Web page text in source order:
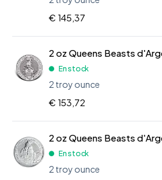
€ 145,37
2 oz Queens Beasts
En stock
2 troy ounce
€ 153,72
2 oz Queens Beasts
En stock
2 troy ounce